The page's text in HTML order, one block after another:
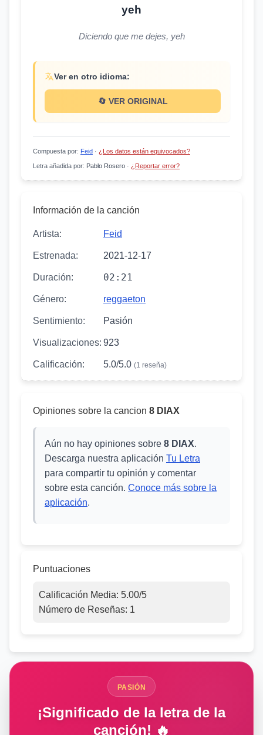
yeh
Diciendo que me dejes, yeh
Ver en otro idioma:
🔄 VER ORIGINAL
Compuesta por: Feid · ¿Los datos están equivocados?
Letra añadida por: Pablo Rosero · ¿Reportar error?
Información de la canción
Artista: Feid
Estrenada: 2021-12-17
Duración: 02:21
Género: reggaeton
Sentimiento: Pasión
Visualizaciones: 923
Calificación: 5.0/5.0 (1 reseña)
Opiniones sobre la cancion 8 DIAX
Aún no hay opiniones sobre 8 DIAX.
Descarga nuestra aplicación Tu Letra
para compartir tu opinión y comentar
sobre esta canción. Conoce más sobre la
aplicación.
Puntuaciones
Calificación Media: 5.00/5
Número de Reseñas: 1
PASIÓN
¡Significado de la letra de la
canción! 🔥